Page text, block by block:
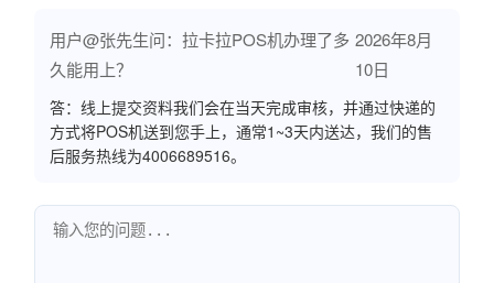
用户@张先生问：拉卡拉POS机办理了多
久能用上？
2026年8月
10日
答：线上提交资料我们会在当天完成审核，并通过快递的
方式将POS机送到您手上，通常1~3天内送达，我们的售
后服务热线为4006689516。